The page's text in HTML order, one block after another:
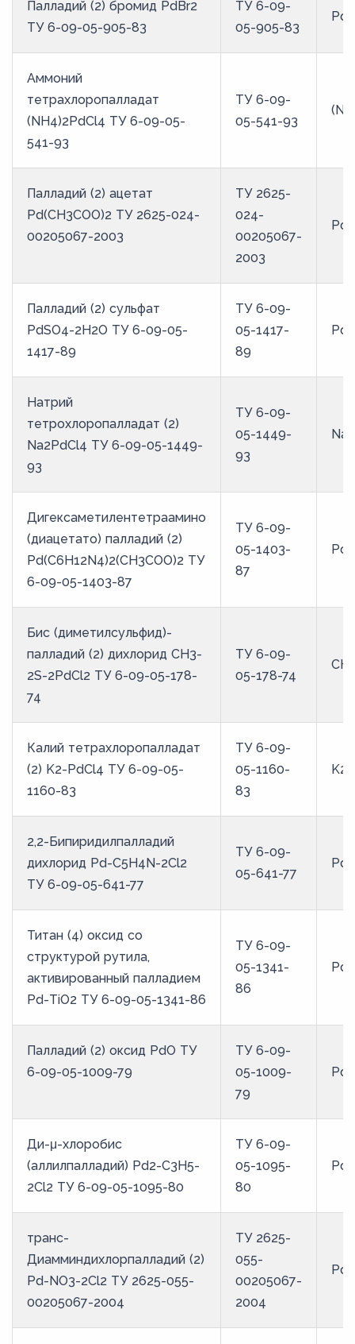
Палладий (2) бромид PdBr2
ТУ 6-09-05-905-83
ТУ 6-09-
05-905-83
Аммоний
тетрахлоропалладат
(NH4)2PdCl4 ТУ 6-09-05-
541-93
ТУ 6-09-
05-541-93
Палладий (2) ацетат
Pd(СH3CОО)2 ТУ 2625-024-
00205067-2003
ТУ 2625-
024-
00205067-
2003
Палладий (2) сульфат
PdSO4-2H2O ТУ 6-09-05-
1417-89
ТУ 6-09-
05-1417-
89
Натрий
тетрохлоропалладат (2)
Na2PdCl4 ТУ 6-09-05-1449-
93
ТУ 6-09-
05-1449-
93
Дигексаметилентетраамино
(диацетато) палладий (2)
Pd(C6H12N4)2(CH3COO)2 ТУ
6-09-05-1403-87
ТУ 6-09-
05-1403-
87
Бис (диметилсульфид)-
палладий (2) дихлорид CH3-
2S-2PdCl2 ТУ 6-09-05-178-
74
ТУ 6-09-
05-178-74
Калий тетрахлоропалладат
(2) K2-PdCl4 ТУ 6-09-05-
1160-83
ТУ 6-09-
05-1160-
83
2,2-Бипиридилпалладий
дихлорид Pd-C5H4N-2Cl2
ТУ 6-09-05-641-77
ТУ 6-09-
05-641-77
Титан (4) оксид со
структурой рутила,
активированный палладием
Pd-ТiO2 ТУ 6-09-05-1341-86
ТУ 6-09-
05-1341-
86
Палладий (2) оксид PdO ТУ
6-09-05-1009-79
ТУ 6-09-
05-1009-
79
Ди-μ-хлоробис
(аллилпалладий) Pd2-C3H5-
2Cl2 ТУ 6-09-05-1095-80
ТУ 6-09-
05-1095-
80
транс-
Диамминдихлорпалладий (2)
Pd-NO3-2Cl2 ТУ 2625-055-
00205067-2004
ТУ 2625-
055-
00205067-
2004